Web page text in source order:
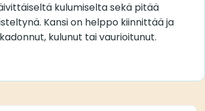
kulumiselta sekä pitää
Kansi on helppo kiinnittää ja
kulunut tai vaurioitunut.